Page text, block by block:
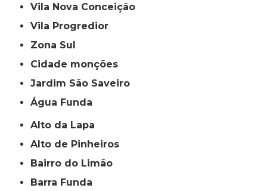
Vila Nova Conceição
Vila Progredior
Zona Sul
cidade monções
jardim São Saveiro
Água Funda
Alto da Lapa
Alto de Pinheiros
Bairro do Limão
Barra Funda